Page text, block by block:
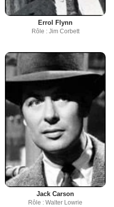
Errol Flynn
Rôle : Jim Corbett
Jack Carson
Rôle : Walter Lowrie